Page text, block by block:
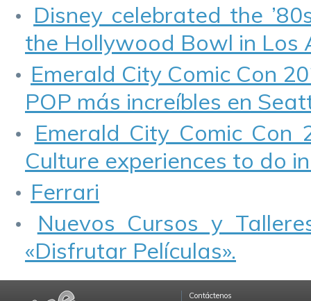
Disney celebrated the
the Hollywood Bowl in Los
Emerald City Comic Con
POP más increíbles en
Emerald City Comic
Culture experiences to do
Ferrari
Nuevos Cursos y
«Disfrutar Películas».
Contáctenos